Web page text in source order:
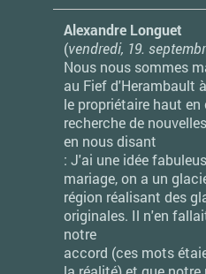
Alexandre Longuet
(vendredi, 19.
Nous nous sommes
au Fief d'Herambault
le propriétaire haut
recherche de
en nous disant
: J'ai une idée
mariage, on a un
région réalisant des
originales. Il n'en
notre
accord (ces mots